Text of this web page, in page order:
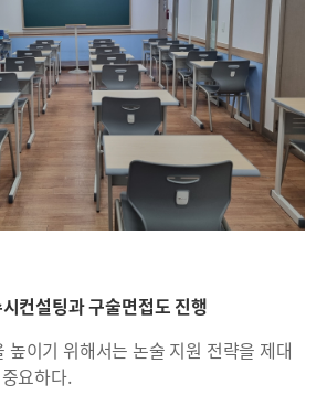
컨설팅과 구술면접도 진행
높이기 위해서는 논술 지원 전략을 제대
요하다.